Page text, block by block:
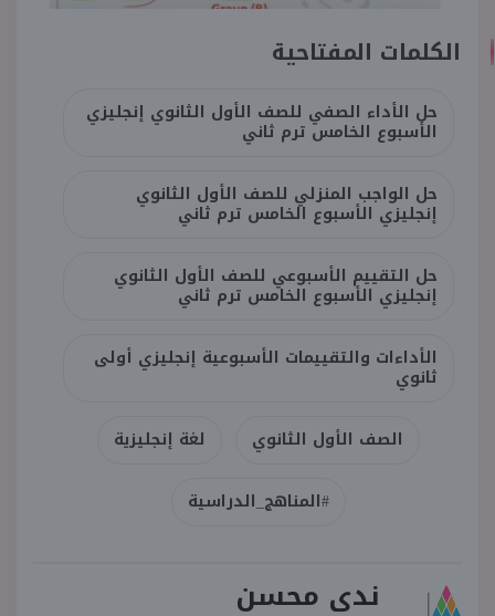
الكلمات المفتاحية
حل الأداء الصفي للصف الأول الثانوي إنجليزي
الأسبوع الخامس ترم ثاني
حل الواجب المنزلي للصف الأول الثانوي
إنجليزي الأسبوع الخامس ترم ثاني
حل التقييم الأسبوعي للصف الأول الثانوي
إنجليزي الأسبوع الخامس ترم ثاني
الأداءات والتقييمات الأسبوعية إنجليزي أولى
ثانوي
الصف الأول الثانوي لغة إنجليزية
#المناهج_الدراسية
ندى محسن